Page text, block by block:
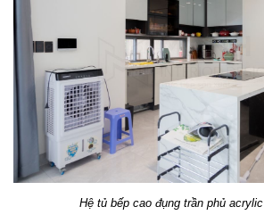
Hệ tủ bếp cao đụng trần phủ